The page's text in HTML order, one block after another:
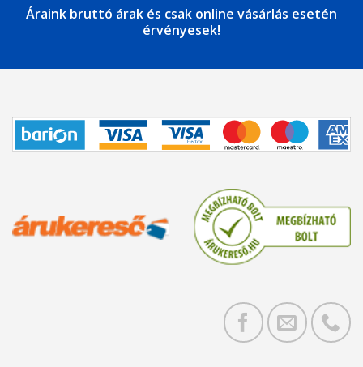
Áraink bruttó árak és csak online vásárlás esetén
érvényesek!